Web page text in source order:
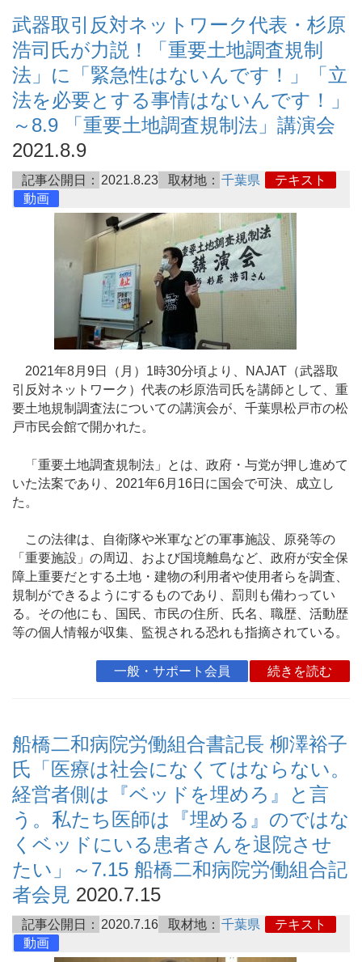
武器取引反対ネットワーク代表・杉原
浩司氏が力説！「重要土地調査規制
法」に「緊急性はないんです！」「立
法を必要とする事情はないんです！」
～8.9 「重要土地調査規制法」講演会
2021.8.9
記事公開日： 2021.8.23 取材地： 千葉県
テキスト
動画
2021年8月9日（月）1時30分頃より、NAJAT（武器取
引反対ネットワーク）代表の杉原浩司氏を講師として、重
要土地規制調査法についての講演会が、千葉県松戸市の松
戸市民会館で開かれた。
「重要土地調査規制法」とは、政府・与党が押し進めて
いた法案であり、2021年6月16日に国会で可決、成立し
た。
この法律は、自衛隊や米軍などの軍事施設、原発等の
「重要施設」の周辺、および国境離島など、政府が安全保
障上重要だとする土地・建物の利用者や使用者らを調査、
規制ができるようにするものであり、罰則も備わってい
る。その他にも、国民、市民の住所、氏名、職歴、活動歴
等の個人情報が収集、監視される恐れも指摘されている。
一般・サポート会員 続きを読む
船橋二和病院労働組合書記長 柳澤裕子
氏「医療は社会になくてはならない。
経営者側は『ベッドを埋めろ』と言
う。私たち医師は『埋める』のではな
くベッドにいる患者さんを退院させ
たい」～7.15 船橋二和病院労働組合記
者会見 2020.7.15
記事公開日： 2020.7.16 取材地： 千葉県
テキスト
動画